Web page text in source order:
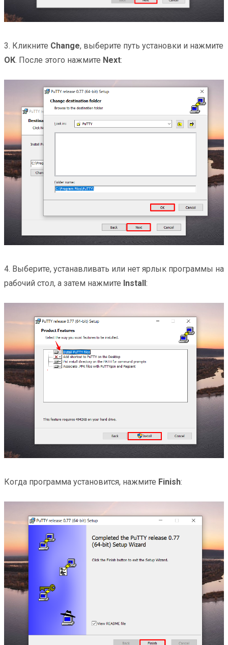
3. Кликните Change, выберите путь установки и нажмите
ОК. После этого нажмите Next:
4. Выберите, устанавливать или нет ярлык программы на
рабочий стол, а затем нажмите Install :
Когда программа установится, нажмите Finish: